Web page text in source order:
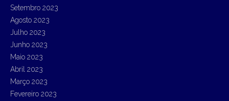
Setembro 2023
Agosto 2023
Julho 2023
Junho 2023
Maio 2023
Abril 2023
Março 2023
Fevereiro 2023